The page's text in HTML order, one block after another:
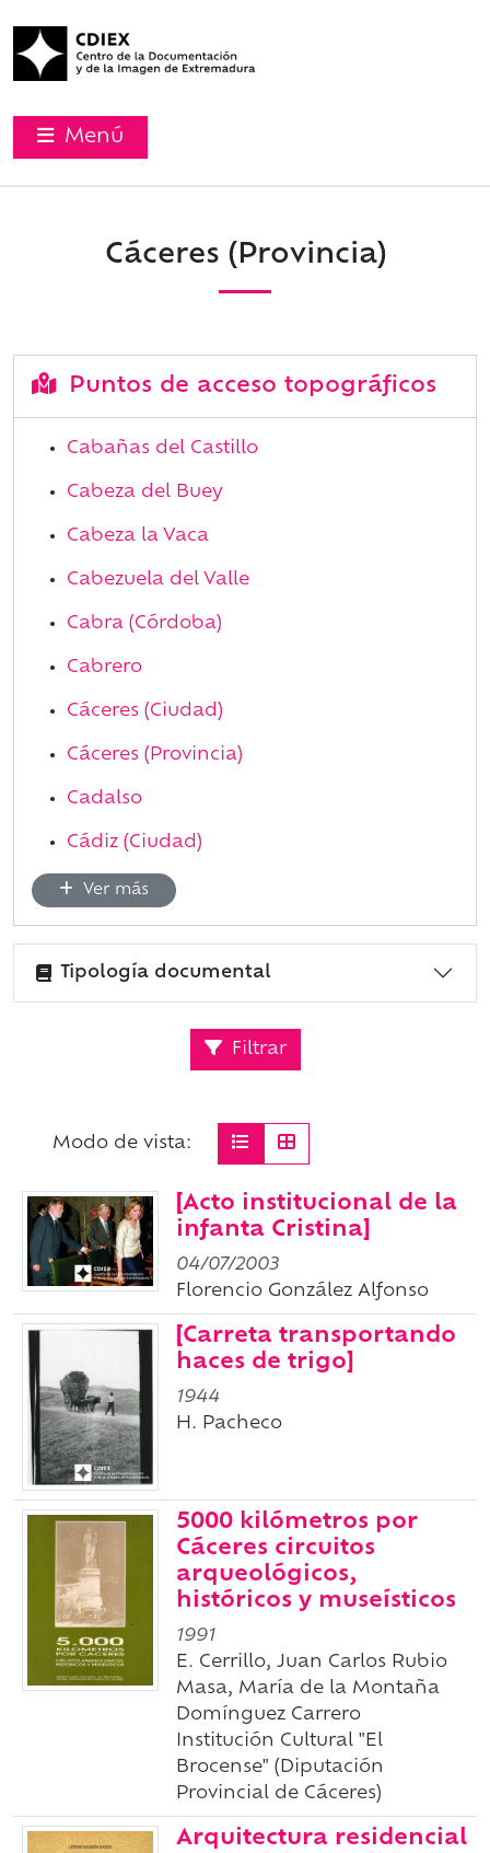
Menú
Cáceres (Provincia)
Puntos de acceso topográficos
Cabañas del Castillo
Cabeza del Buey
Cabeza la Vaca
Cabezuela del Valle
Cabra (Córdoba)
Cabrero
Cáceres (Ciudad)
Cáceres (Provincia)
Cadalso
Cádiz (Ciudad)
Ver más
Tipología documental
Filtrar
Modo de vista:
[Acto institucional de la
infanta Cristina]
04/07/2003
Florencio González Alfonso
[Carreta transportando
haces de trigo]
1944
H. Pacheco
5000 kilómetros por
Cáceres circuitos
arqueológicos,
históricos y museísticos
1991
E. Cerrillo, Juan Carlos Rubio
Masa, María de la Montaña
Domínguez Carrero
Institución Cultural "El
Brocense" (Diputación
Provincial de Cáceres)
Arquitectura residencial